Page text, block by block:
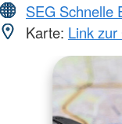
SEG Schnelle
Karte: Link